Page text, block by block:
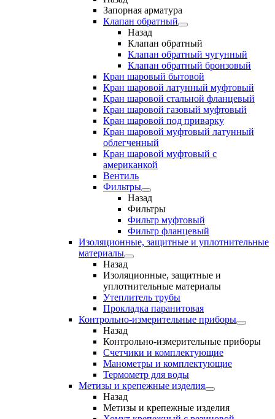
Запорная арматура
Клапан обратный
Назад
Клапан обратный
Клапан обратный чугунный
Клапан обратный бронзовый
Кран шаровый бытовой
Кран шаровой латунный муфтовый
Кран шаровой стальной фланцевый
Кран шаровой газовый муфтовый
Кран шаровой под приварку
Кран шаровой муфтовый латунный
облегченный
Кран шаровой муфтовый с
американкой
Вентиль
Фильтры
Назад
Фильтры
Фильтр муфтовый
Фильтр фланцевый
Изоляционные, защитные и уплотнительные
материалы
Назад
Изоляционные, защитные и
уплотнительные материалы
Утеплитель трубы
Прокладка паранитовая
Контрольно-измерительные приборы
Назад
Контрольно-измерительные приборы
Счетчики и комплектующие
Манометры и комплектующие
Термометр для воды
Метизы и крепежные изделия
Назад
Метизы и крепежные изделия